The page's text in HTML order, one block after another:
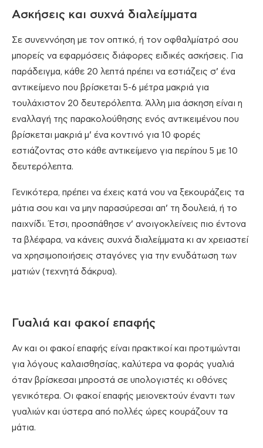
Ασκήσεις και συχνά διαλείμματα
Σε συνεννόηση με τον οπτικό, ή τον οφθαλμίατρό σου
μπορείς να εφαρμόσεις διάφορες ειδικές ασκήσεις. Για
παράδειγμα, κάθε 20 λεπτά πρέπει να εστιάζεις σ’ ένα
αντικείμενο που βρίσκεται 5-6 μέτρα μακριά για
τουλάχιστον 20 δευτερόλεπτα. Άλλη μια άσκηση είναι η
εναλλαγή της παρακολούθησης ενός αντικειμένου που
βρίσκεται μακριά μ’ ένα κοντινό για 10 φορές
εστιάζοντας στο κάθε αντικείμενο για περίπου 5 με 10
δευτερόλεπτα.
Γενικότερα, πρέπει να έχεις κατά νου να ξεκουράζεις τα
μάτια σου και να μην παρασύρεσαι απ’ τη δουλειά, ή το
παιχνίδι. Έτσι, προσπάθησε ν’ ανοιγοκλείνεις πιο έντονα
τα βλέφαρα, να κάνεις συχνά διαλείμματα κι αν χρειαστεί
να χρησιμοποιήσεις σταγόνες για την ενυδάτωση των
ματιών (τεχνητά δάκρυα).
Γυαλιά και φακοί επαφής
Αν και οι φακοί επαφής είναι πρακτικοί και προτιμώνται
για λόγους καλαισθησίας, καλύτερα να φοράς γυαλιά
όταν βρίσκεσαι μπροστά σε υπολογιστές κι οθόνες
γενικότερα. Οι φακοί επαφής μειονεκτούν έναντι των
γυαλιών και ύστερα από πολλές ώρες κουράζουν τα
μάτια.